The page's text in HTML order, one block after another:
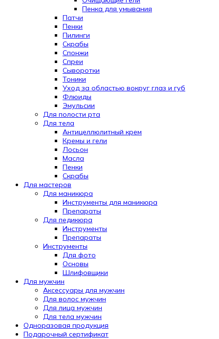
Пенка для умывания
Патчи
Пенки
Пилинги
Скрабы
Спонжи
Спреи
Сыворотки
Тоники
Уход за областью вокруг глаз и губ
Флюиды
Эмульсии
Для полости рта
Для тела
Антицеллюлитный крем
Кремы и гели
Лосьон
Масла
Пенки
Скрабы
Для мастеров
Для маникюра
Инструменты для маникюра
Препараты
Для педикюра
Инструменты
Препараты
Инструменты
Для фото
Основы
Шлифовщики
Для мужчин
Аксессуары для мужчин
Для волос мужчин
Для лица мужчин
Для тела мужчин
Одноразовая продукция
Подарочный сертификат